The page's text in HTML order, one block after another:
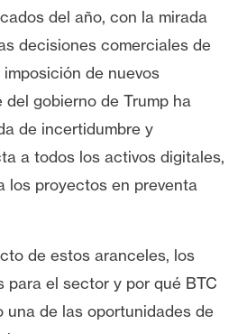
del año, con la mirada
decisiones comerciales de
de nuevos
gobierno de Trump ha
de incertidumbre y
a todos los activos digitales,
los proyectos en preventa
de estos aranceles, los
para el sector y por qué BTC
una de las oportunidades de